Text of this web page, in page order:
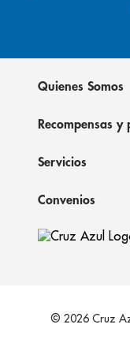
Quienes Somos
Recompensas y
Servicios
Convenios
© 2026 Cruz